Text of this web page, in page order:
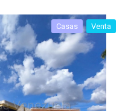
Casas Venta